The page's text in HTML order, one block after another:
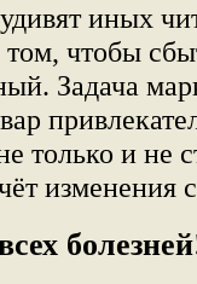
иных
том, чтобы
Задача
только и не
изменения